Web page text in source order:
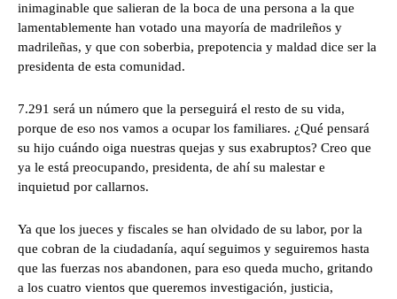
inimaginable que salieran de la boca de una persona a la que
lamentablemente han votado una mayoría de madrileños y
madrileñas, y que con soberbia, prepotencia y maldad dice ser la
presidenta de esta comunidad.
7.291 será un número que la perseguirá el resto de su vida,
porque de eso nos vamos a ocupar los familiares. ¿Qué pensará
su hijo cuándo oiga nuestras quejas y sus exabruptos? Creo que
ya le está preocupando, presidenta, de ahí su malestar e
inquietud por callarnos.
Ya que los jueces y fiscales se han olvidado de su labor, por la
que cobran de la ciudadanía, aquí seguimos y seguiremos hasta
que las fuerzas nos abandonen, para eso queda mucho, gritando
a los cuatro vientos que queremos investigación, justicia,